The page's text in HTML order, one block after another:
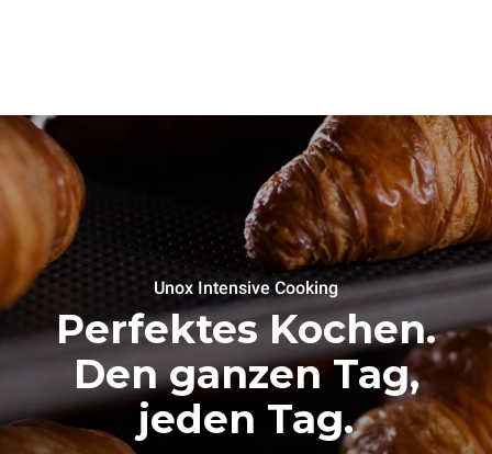
Unox Intensive Cooking
Perfektes Kochen.
Den ganzen Tag,
jeden Tag.